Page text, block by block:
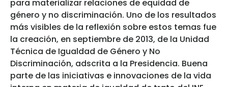
para materializar relaciones de equidad de
género y no discriminación. Uno de los resultados
más visibles de la reflexión sobre estos temas fue
la creación, en septiembre de 2013, de la Unidad
Técnica de Igualdad de Género y No
Discriminación, adscrita a la Presidencia. Buena
parte de las iniciativas e innovaciones de la vida